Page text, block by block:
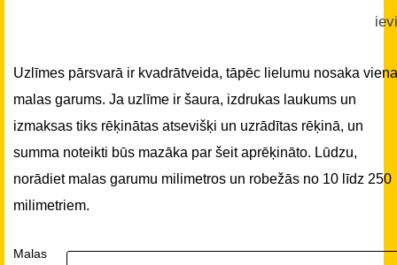
Uzlīmes pārsvarā ir kvadrātveida, tāpēc lielumu nosaka
malas garums. Ja uzlīme ir šaura, izdrukas laukums un
izmaksas tiks rēķinātas atsevišķi un uzrādītas rēķinā, un
summa noteikti būs mazāka par šeit aprēķināto. Lūdzu,
norādiet malas garumu milimetros un robežās no 10 līdz 250
milimetriem.
Malas